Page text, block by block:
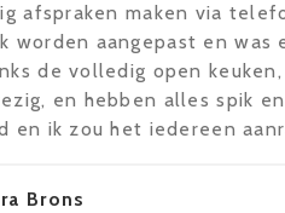
afspraken maken via
worden aangepast en
de volledig open
en hebben alles spik
en ik zou het iedereen
Brons